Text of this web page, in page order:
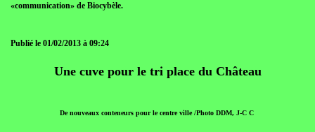
«communication» de Biocybèle.
Publié le 01/02/2013 à 09:24
Une cuve pour le tri place du Château
De nouveaux conteneurs pour le centre ville /Photo DDM, J-C C